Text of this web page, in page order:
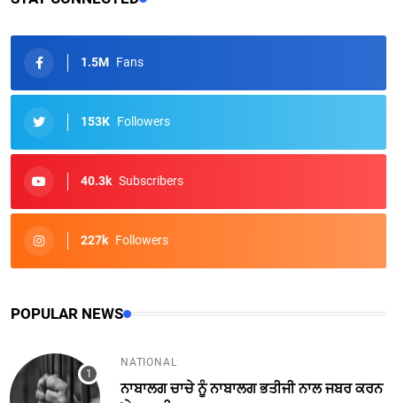
1.5M Fans
153K Followers
40.3k Subscribers
227k Followers
POPULAR NEWS
NATIONAL
ਨਾਬਾਲਗ ਚਾਚੇ ਨੂੰ ਨਾਬਾਲਗ ਭਤੀਜੀ ਨਾਲ ਜਬਰ ਕਰਨ